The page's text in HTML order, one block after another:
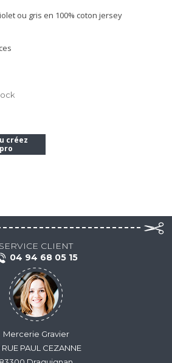
ou gris en 100% coton jersey
créez
SERVICE CLIENT
04 94 68 05 15
Mercerie Gravier
RUE PAUL CEZANNE